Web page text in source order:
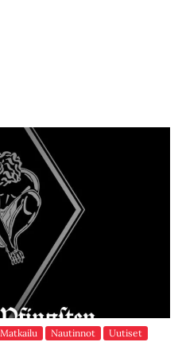
Matkailu Nautinnot
Uutiset